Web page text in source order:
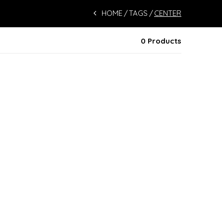
HOME TAGS CENTER
0 Products